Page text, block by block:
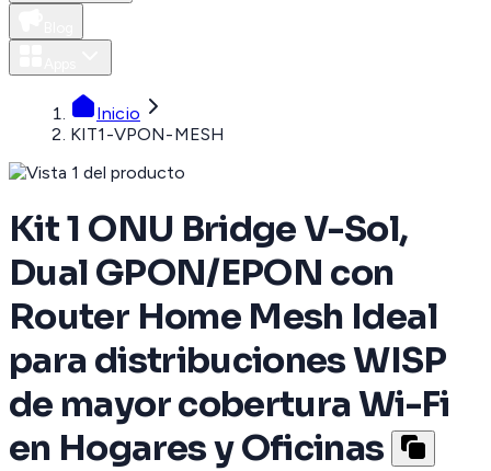
Inicio
KIT1-VPON-MESH
Kit 1 ONU Bridge V-Sol,
Dual GPON/EPON con
Router Home Mesh Ideal
para distribuciones WISP
de mayor cobertura Wi-Fi
en Hogares y Oficinas